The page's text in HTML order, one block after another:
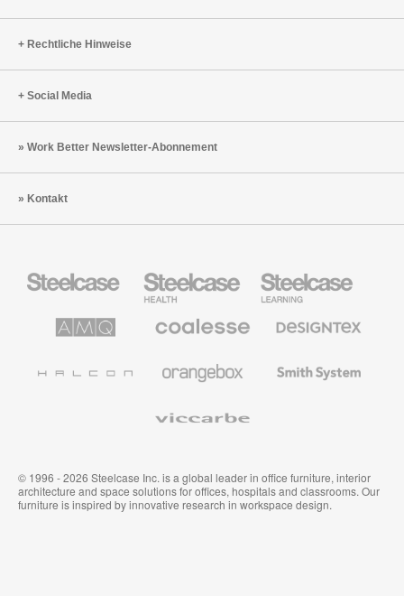
Rechtliche Hinweise
Social Media
Work Better Newsletter-Abonnement
Kontakt
Büromöbel
Health
Education
Möbel
Solutions
Büromöbel
Textilien
System
© 1996 - 2026 Steelcase Inc. is a global leader in office furniture, interior
architecture and space solutions for offices, hospitals and classrooms. Our
furniture is inspired by innovative research in workspace design.